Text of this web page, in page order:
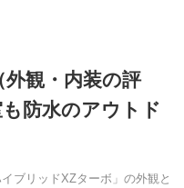
観・内装の評
防水のアウトド
ブリッドXZターボ」の外観と